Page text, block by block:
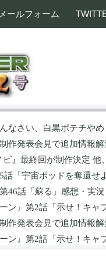
メールフォーム